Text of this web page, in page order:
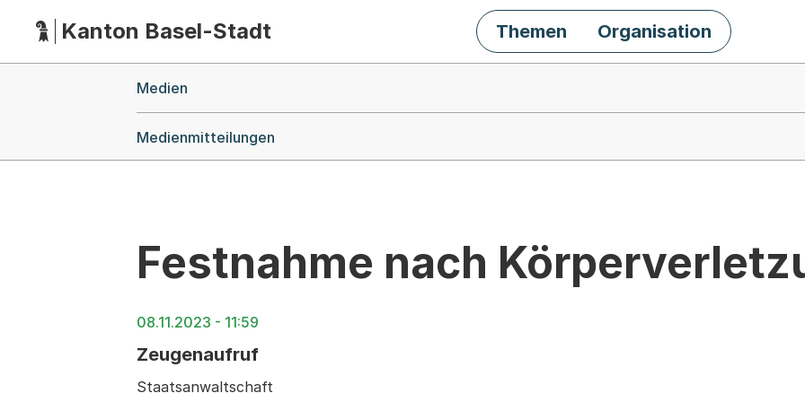
HauptnavigationKanton Basel-Stadt Themen Organisation
Medien
Medienmitteilungen
Festnahme nach
08.11.2023 - 11:59
Zeugenaufruf
Staatsanwaltschaft